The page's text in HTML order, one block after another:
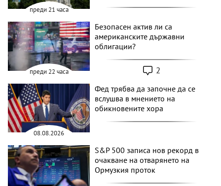
преди 21 часа
преди 22 часа
Безопасен актив ли са
американските държавни
облигации?
2
08.08.2026
Фед трябва да започне да се
вслушва в мнението на
обикновените хора
S&P 500 записа нов рекорд в
очакване на отварянето на
Ормузкия проток